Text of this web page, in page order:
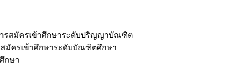
รสมัครเข้าศึกษาระดับปริญญาบัณฑิต
สมัครเข้าศึกษาระดับบัณฑิตศึกษา
กษา